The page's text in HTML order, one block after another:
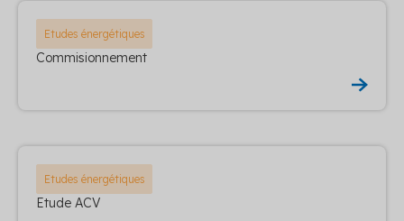
Etudes énergétiques
Commisionnement
Etudes énergétiques
Etude ACV